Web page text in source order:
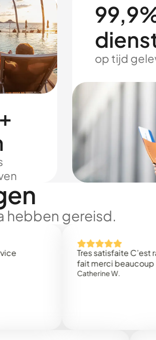
op tijd
hebben gereisd.
Tres satisfaite C’est
fait merci beaucoup
Catherine W.